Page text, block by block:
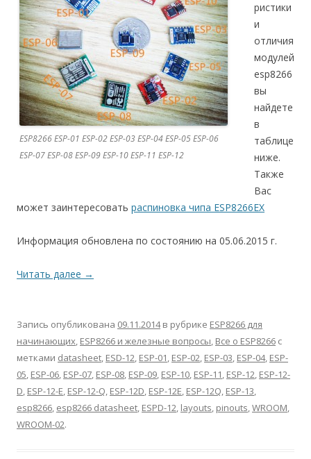
ESP8266 ESP-01 ESP-02 ESP-03 ESP-04 ESP-05 ESP-06
ESP-07 ESP-08 ESP-09 ESP-10 ESP-11 ESP-12
ристики
и
отличия
модулей
esp8266
вы
найдете
в
таблице
ниже.
Также
Вас
может заинтересовать распиновка чипа ESP8266EX
Информация обновлена по состоянию на 05.06.2015 г.
Читать далее →
Запись опубликована 09.11.2014в рубрике ESP8266 для
начинающих, ESP8266 и железные вопросы, Все о ESP8266 с
метками datasheet, ESD-12, ESP-01, ESP-02, ESP-03, ESP-04, ESP-
05, ESP-06, ESP-07, ESP-08, ESP-09, ESP-10, ESP-11, ESP-12, ESP-12-
D, ESP-12-E, ESP-12-Q, ESP-12D, ESP-12E, ESP-12Q, ESP-13,
esp8266, esp8266 datasheet, ESPD-12, layouts, pinouts,WROOM,
WROOM-02.